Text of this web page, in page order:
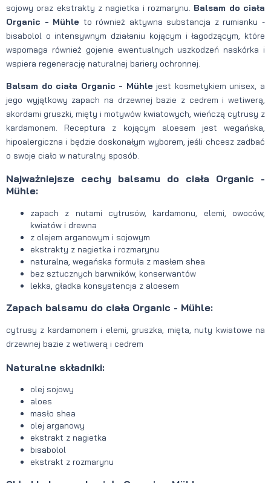
sojowy oraz ekstrakty z nagietka i rozmarynu. Balsam do ciała
Organic - Mühle to również aktywna substancja z rumianku -
bisabolol o intensywnym działaniu kojącym i łagodzącym, które
wspomaga również gojenie ewentualnych uszkodzeń naskórka i
wspiera regenerację naturalnej bariery ochronnej.
Balsam do ciała Organic - Mühle jest kosmetykiem unisex, a
jego wyjątkowy zapach na drzewnej bazie z cedrem i wetiwerą,
akordami gruszki, mięty i motywów kwiatowych, wieńczą cytrusy z
kardamonem. Receptura z kojącym aloesem jest wegańska,
hipoalergiczna i będzie doskonałym wyborem, jeśli chcesz zadbać
o swoje ciało w naturalny sposób.
Najważniejsze cechy balsamu do ciała Organic -
Mühle:
zapach z nutami cytrusów, kardamonu, elemi, owoców,
kwiatów i drewna
z olejem arganowym i sojowym
ekstrakty z nagietka i rozmarynu
naturalna, wegańska formuła z masłem shea
bez sztucznych barwników, konserwantów
lekka, gładka konsystencja z aloesem
Zapach balsamu do ciała Organic - Mühle:
cytrusy z kardamonem i elemi, gruszka, mięta, nuty kwiatowe na
drzewnej bazie z wetiwerą i cedrem
Naturalne składniki:
olej sojowy
aloes
masło shea
olej arganowy
ekstrakt z nagietka
bisabolol
ekstrakt z rozmarynu